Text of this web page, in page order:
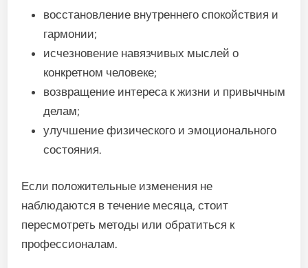
восстановление внутреннего спокойствия и
гармонии;
исчезновение навязчивых мыслей о
конкретном человеке;
возвращение интереса к жизни и привычным
делам;
улучшение физического и эмоционального
состояния.
Если положительные изменения не
наблюдаются в течение месяца, стоит
пересмотреть методы или обратиться к
профессионалам.